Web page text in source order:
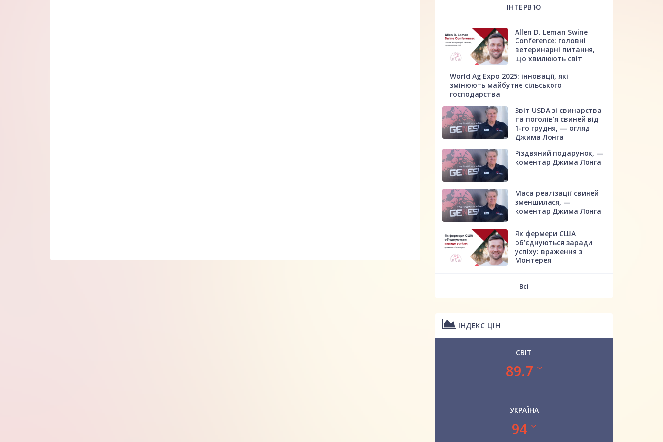
ІНТЕРВ'Ю
Allen D. Leman Swine
Conference: головні
ветеринарні питання,
що хвилюють світ
World Ag Expo 2025: інновації, які
змінюють майбутнє сільського
господарства
Звіт USDA зі свинарства
та поголів'я свиней від
1-го грудня, — огляд
Джима Лонга
Різдвяний подарунок, —
коментар Джима Лонга
Маса реалізації свиней
зменшилася, —
коментар Джима Лонга
Як фермери США
об’єднуються заради
успіху: враження з
Монтерея
Всі
ІНДЕКС ЦІН
СВІТ
89.7
УКРАЇНА
94